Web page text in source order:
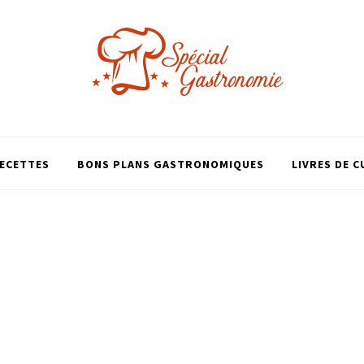
BONS PLANS GASTRONOMIQUES LIVRES DE